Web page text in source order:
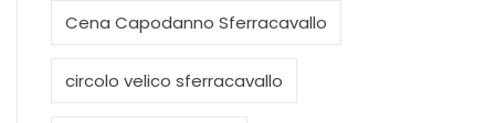
Cena Capodanno Sferracavallo
circolo velico sferracavallo